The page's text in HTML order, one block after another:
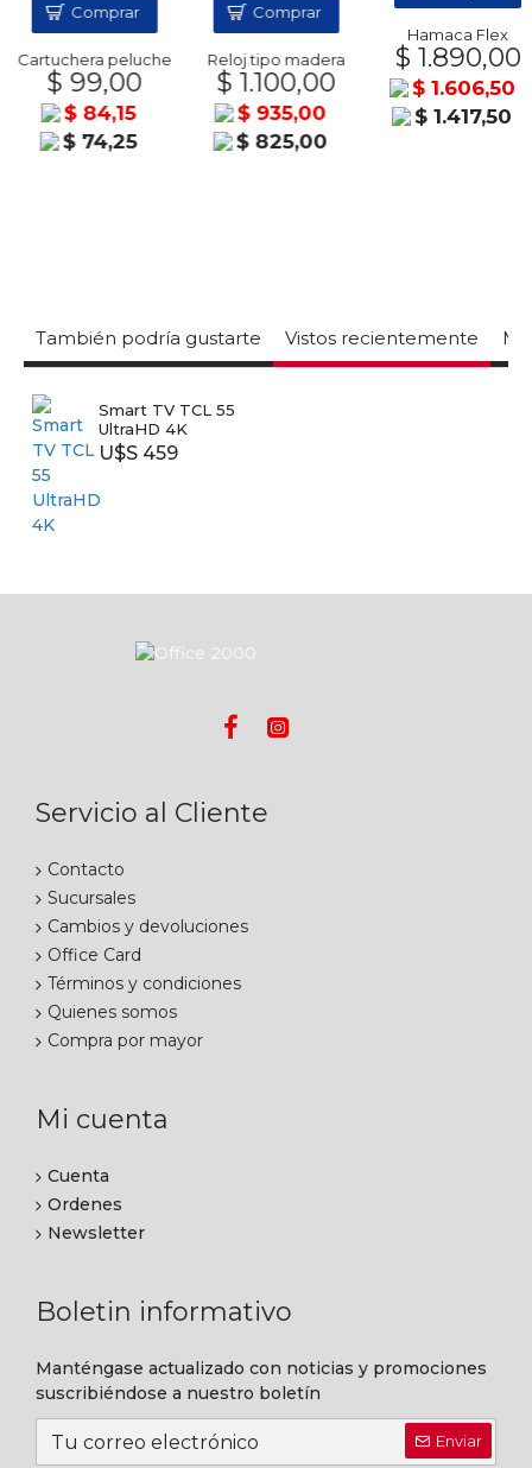
Cartuchera peluche
$ 99,00
$ 84,15
$ 74,25
Comprar
Reloj tipo madera
$ 1.100,00
$ 935,00
$ 825,00
Comprar
Hamaca Flex
$ 1.890,00
$ 1.606,50
$ 1.417,50
También podría gustarte Vistos recientemente
Smart TV TCL 55
UltraHD 4K
U$S 459
Servicio al Cliente
Contacto
Sucursales
Cambios y devoluciones
Office Card
Términos y condiciones
Quienes somos
Compra por mayor
Mi cuenta
Cuenta
Ordenes
Newsletter
Boletin informativo
Manténgase actualizado con noticias y promociones
suscribiéndose a nuestro boletín
Enviar